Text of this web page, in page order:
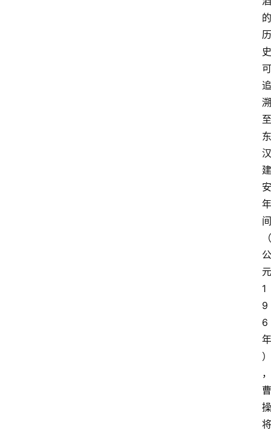
的
历
史
可
追
溯
至
东
汉
建
安
年
间
（
公
元
1
9
6
年
）
，
曹
操
将